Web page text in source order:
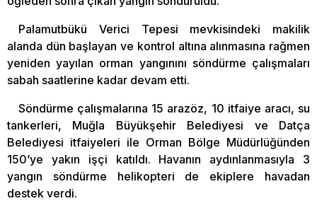
Palamutbükü Verici Tepesi mevkisindeki makilik
alanda dün başlayan ve kontrol altına alınmasına rağmen
yeniden yayılan orman yangınını söndürme çalışmaları
sabah saatlerine kadar devam etti.
Söndürme çalışmalarına 15 arazöz, 10 itfaiye aracı, su
tankerleri, Muğla Büyükşehir Belediyesi ve Datça
Belediyesi itfaiyeleri ile Orman Bölge Müdürlüğünden
150’ye yakın işçi katıldı. Havanın aydınlanmasıyla 3
yangın söndürme helikopteri de ekiplere havadan
destek verdi.